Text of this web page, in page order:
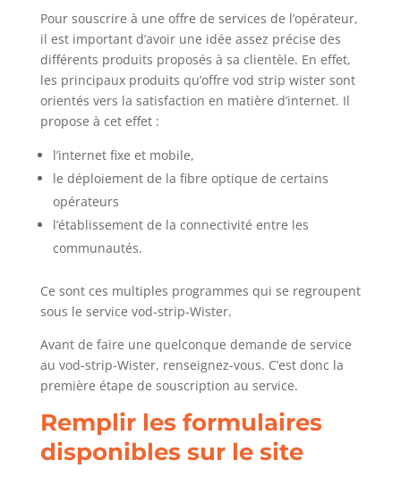
Pour souscrire à une offre de services de l’opérateur,
il est important d’avoir une idée assez précise des
différents produits proposés à sa clientèle. En effet,
les principaux produits qu’offre vod strip wister sont
orientés vers la satisfaction en matière d’internet. Il
propose à cet effet :
l’internet fixe et mobile,
le déploiement de la fibre optique de certains
opérateurs
l’établissement de la connectivité entre les
communautés.
Ce sont ces multiples programmes qui se regroupent
sous le service vod-strip-Wister.
Avant de faire une quelconque demande de service
au vod-strip-Wister, renseignez-vous. C’est donc la
première étape de souscription au service.
Remplir les formulaires
disponibles sur le site